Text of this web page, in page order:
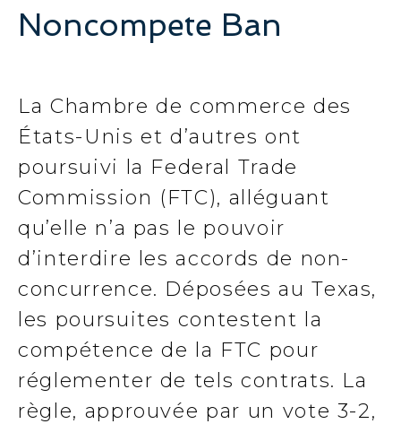
Noncompete Ban
La Chambre de commerce des
États-Unis et d’autres ont
poursuivi la Federal Trade
Commission (FTC), alléguant
qu’elle n’a pas le pouvoir
d’interdire les accords de non-
concurrence. Déposées au Texas,
les poursuites contestent la
compétence de la FTC pour
réglementer de tels contrats. La
règle, approuvée par un vote 3-2,